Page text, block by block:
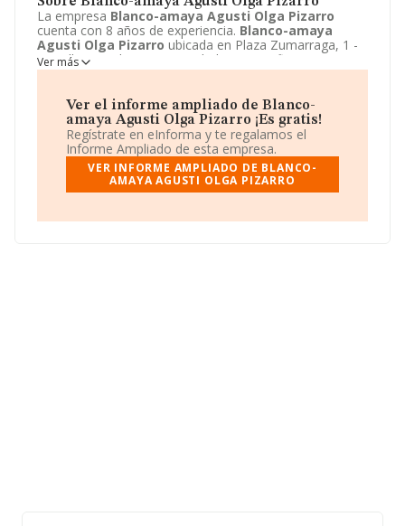
La empresa Blanco-amaya Agusti Olga Pizarro
cuenta con 8 años de experiencia. Blanco-amaya
Agusti Olga Pizarro ubicada en Plaza Zumarraga, 1 -
BJ, Bilbao, Bizkaia. Su actividad CNAE se fine como
5520 - Alojamientos turísticos y otros alojamientos de
amaya Agusti Olga Pizarroes Comunidad de bienes.
Ver más
Ver el informe ampliado de Blanco-
amaya Agusti Olga Pizarro ¡Es gratis!
Regístrate en eInforma y te regalamos el
Informe Ampliado de esta empresa.
VER INFORME AMPLIADO DE BLANCO-
AMAYA AGUSTI OLGA PIZARRO